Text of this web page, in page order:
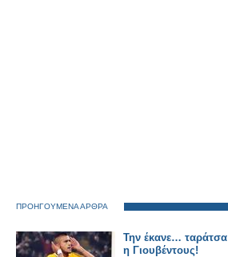
ΠΡΟΗΓΟΥΜΕΝΑ ΑΡΘΡΑ
Την έκανε… ταράτσα
η Γιουβέντους!